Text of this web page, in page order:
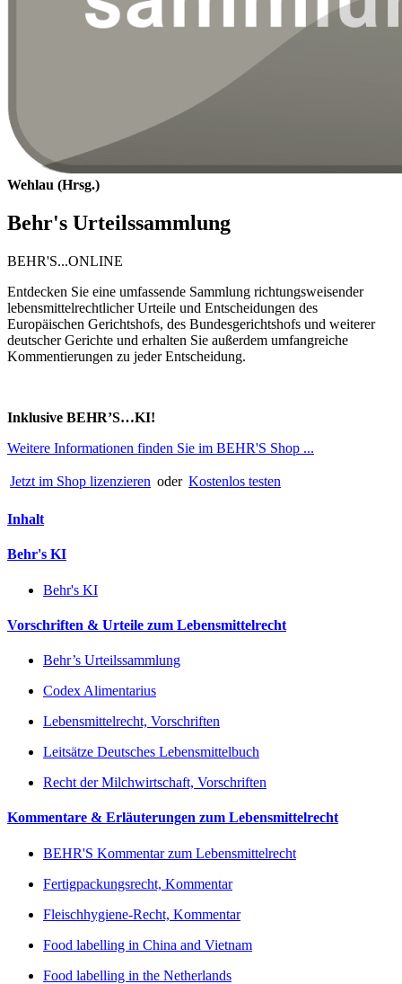
Wehlau (Hrsg.)
Behr's Urteilssammlung
BEHR'S...ONLINE
Entdecken Sie eine umfassende Sammlung richtungsweisender
lebensmittelrechtlicher Urteile und Entscheidungen des
Europäischen Gerichtshofs, des Bundesgerichtshofs und weiterer
deutscher Gerichte und erhalten Sie außerdem umfangreiche
Kommentierungen zu jeder Entscheidung.
Inklusive BEHR’S…KI!
Weitere Informationen finden Sie im BEHR'S Shop ...
Jetzt im Shop lizenzieren oder Kostenlos testen
Inhalt
Behr's KI
Behr's KI
Vorschriften & Urteile zum Lebensmittelrecht
Behr’s Urteilssammlung
Codex Alimentarius
Lebensmittelrecht, Vorschriften
Leitsätze Deutsches Lebensmittelbuch
Recht der Milchwirtschaft, Vorschriften
Kommentare & Erläuterungen zum Lebensmittelrecht
BEHR'S Kommentar zum Lebensmittelrecht
Fertigpackungsrecht, Kommentar
Fleischhygiene-Recht, Kommentar
Food labelling in China and Vietnam
Food labelling in the Netherlands